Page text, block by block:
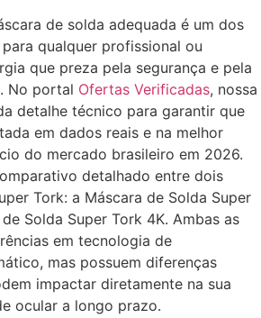
de solda adequada é um dos
qualquer profissional ou
que preza pela segurança e pela
No portal Ofertas Verificadas, nossa
detalhe técnico para garantir que
em dados reais e na melhor
do mercado brasileiro em 2026.
detalhado entre dois
Tork: a Máscara de Solda Super
Solda Super Tork 4K. Ambas as
em tecnologia de
mas possuem diferenças
impactar diretamente na sua
ocular a longo prazo.